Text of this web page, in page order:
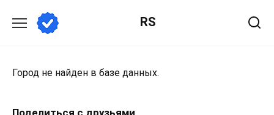
содержанию
RS
Город не найден в базе данных.
Поделиться с друзьями